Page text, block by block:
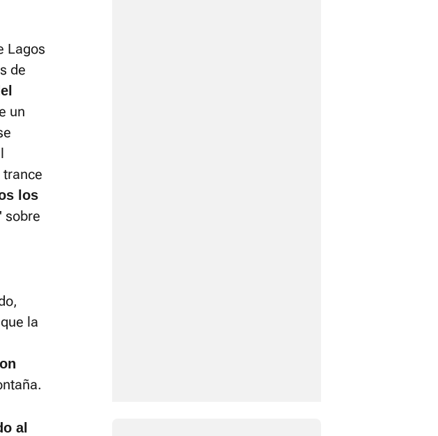
Lagos
de
un
los
sobre
la
al